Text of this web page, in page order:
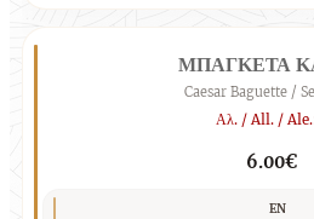
ΜΠΑΓΚΕΤΑ
Caesar Baguette /
Αλ. / All. /
6.00€
EN